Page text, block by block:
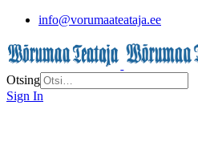
info@vorumaateataja.ee
Otsing
Sign In